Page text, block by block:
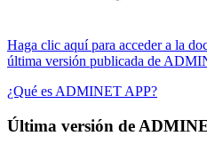
Haga clic aquí para acceder a la
última versión publicada de
¿Qué es ADMINET APP?
Última versión de